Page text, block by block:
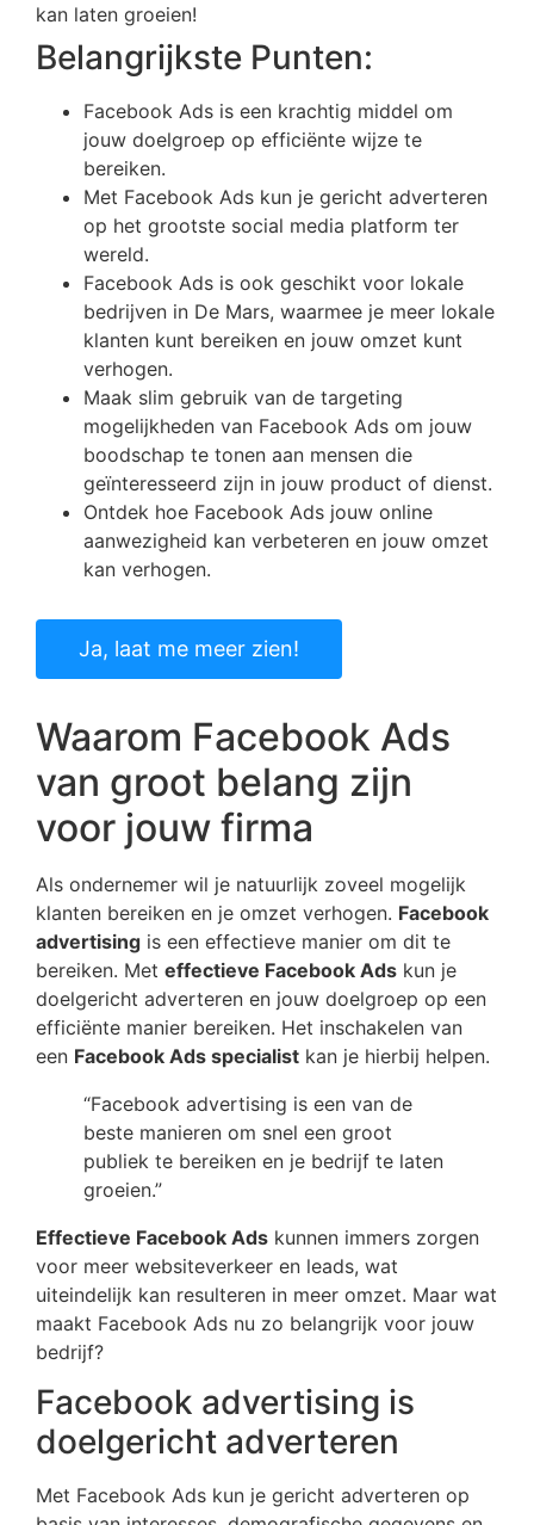
kan laten groeien!
Belangrijkste Punten:
Facebook Ads is een krachtig middel om
jouw doelgroep op efficiënte wijze te
bereiken.
Met Facebook Ads kun je gericht adverteren
op het grootste social media platform ter
wereld.
Facebook Ads is ook geschikt voor lokale
bedrijven in De Mars, waarmee je meer lokale
klanten kunt bereiken en jouw omzet kunt
verhogen.
Maak slim gebruik van de targeting
mogelijkheden van Facebook Ads om jouw
boodschap te tonen aan mensen die
geïnteresseerd zijn in jouw product of dienst.
Ontdek hoe Facebook Ads jouw online
aanwezigheid kan verbeteren en jouw omzet
kan verhogen.
Ja, laat me meer zien!
Waarom Facebook Ads
van groot belang zijn
voor jouw firma
Als ondernemer wil je natuurlijk zoveel mogelijk
klanten bereiken en je omzet verhogen. Facebook
advertising is een effectieve manier om dit te
bereiken. Met effectieve Facebook Ads kun je
doelgericht adverteren en jouw doelgroep op een
efficiënte manier bereiken. Het inschakelen van
een Facebook Ads specialist kan je hierbij helpen.
“Facebook advertising is een van de
beste manieren om snel een groot
publiek te bereiken en je bedrijf te laten
groeien.”
Effectieve Facebook Ads kunnen immers zorgen
voor meer websiteverkeer en leads, wat
uiteindelijk kan resulteren in meer omzet. Maar wat
maakt Facebook Ads nu zo belangrijk voor jouw
bedrijf?
Facebook advertising is
doelgericht adverteren
Met Facebook Ads kun je gericht adverteren op